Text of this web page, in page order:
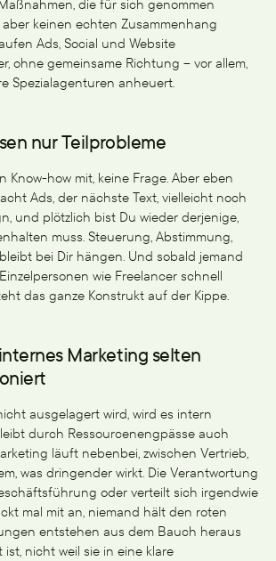
die für sich genommen
keinen echten Zusammenhang
Ads, Social und Website
ohne gemeinsame Richtung – vor allem,
Spezialagenturen anheuert.
nur Teilprobleme
Know-how mit, keine Frage. Aber eben
Ads, der nächste Text, vielleicht noch
und plötzlich bist Du wieder derjenige,
muss. Steuerung, Abstimmung,
bei Dir hängen. Und sobald jemand
wie Freelancer schnell
das ganze Konstrukt auf der Kippe.
Marketing selten
ausgelagert wird, wird es intern
durch Ressourcenengpässe auch
läuft nebenbei, zwischen Vertrieb,
was dringender wirkt. Die Verantwortung
oder verteilt sich irgendwie
mal mit an, niemand hält den roten
entstehen aus dem Bauch heraus
ist, nicht weil sie in eine klare